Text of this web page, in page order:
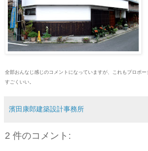
全部おんなじ感じのコメントになっていますが、これもプロポー
すごくいい。
濱田康郎建築設計事務所
2 件のコメント: